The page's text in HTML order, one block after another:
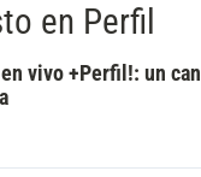
en Perfil
en vivo +Perfil!: un